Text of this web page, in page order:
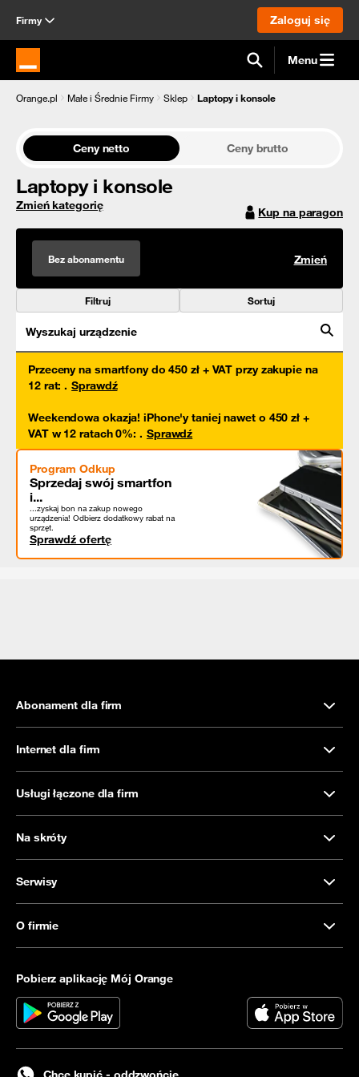
Firmy Zaloguj się
Strona główna Orange.pl Menu
Orange.pl Małe i Średnie Firmy Sklep Laptopy i konsole
Ceny netto Ceny brutto
Laptopy i konsole
Zmień kategorię Kup na paragon
Bez abonamentu Zmień
Filtruj Sortuj
Wyszukaj urządzenie
Przeceny na smartfony do 450 zł + VAT przy zakupie na
12 rat: . Sprawdź
Weekendowa okazja! iPhone'y taniej nawet o 450 zł +
VAT w 12 ratach 0%: . Sprawdź
Program Odkup
Sprzedaj swój smartfon
i...
...zyskaj bon na zakup nowego
urządzenia! Odbierz dodatkowy rabat na
sprzęt.
Sprawdź ofertę
Abonament dla firm
Internet dla firm
Usługi łączone dla firm
Na skróty
Serwisy
O firmie
Pobierz aplikację Mój Orange